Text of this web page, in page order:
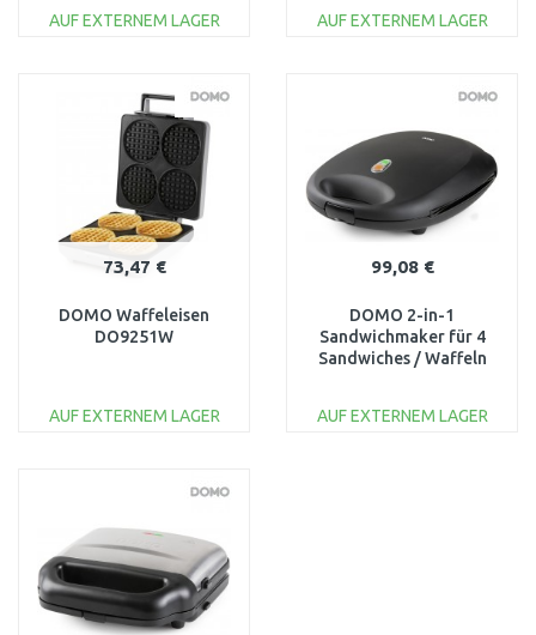
AUF EXTERNEM LAGER
Vergleichen
AUF EXTERNEM LAGER
73,47 €
DOMO Waffeleisen
DO9251W
AUF EXTERNEM LAGER
99,08 €
DOMO 2-in-1
Sandwichmaker für 4
Sandwiches / Waffeln
AUF EXTERNEM LAGER